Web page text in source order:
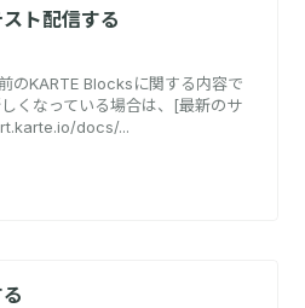
ト配信する
のKARTE Blocksに関する内容で
くなっている場合は、[最新のサ
docs/...